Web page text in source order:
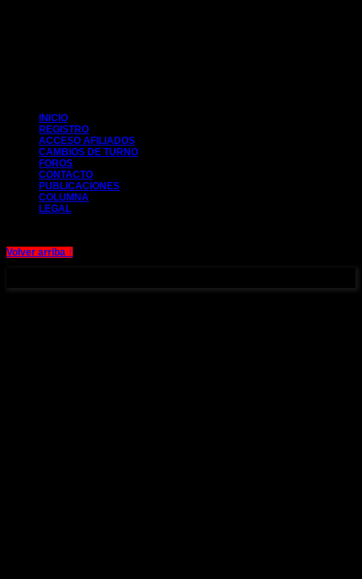
INICIO
REGISTRO
ACCESO AFILIADOS
CAMBIOS DE TURNO
FOROS
CONTACTO
PUBLICACIONES
COLUMNA
LEGAL
Volver arriba ↑